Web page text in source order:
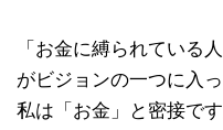
「お金に縛られている
がビジョンの一つに入
私は「お金」と密接で